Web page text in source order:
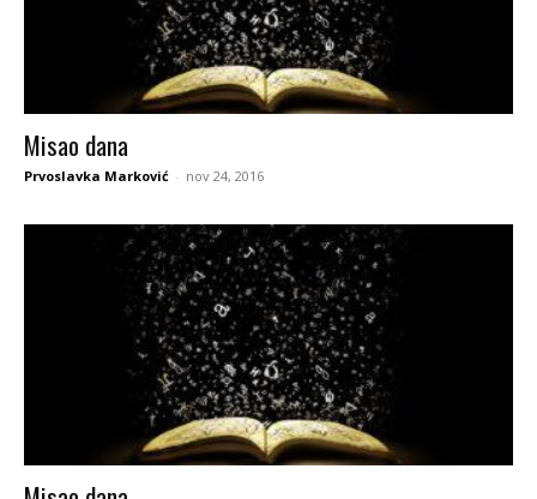
Misao dana
Prvoslavka Marković - nov 24, 2016